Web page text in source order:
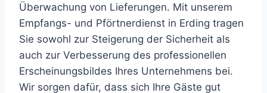
Überwachung von Lieferungen. Mit unserem
Empfangs- und Pförtnerdienst in Erding tragen
Sie sowohl zur Steigerung der Sicherheit als
auch zur Verbesserung des professionellen
Erscheinungsbildes Ihres Unternehmens bei.
Wir sorgen dafür, dass sich Ihre Gäste gut